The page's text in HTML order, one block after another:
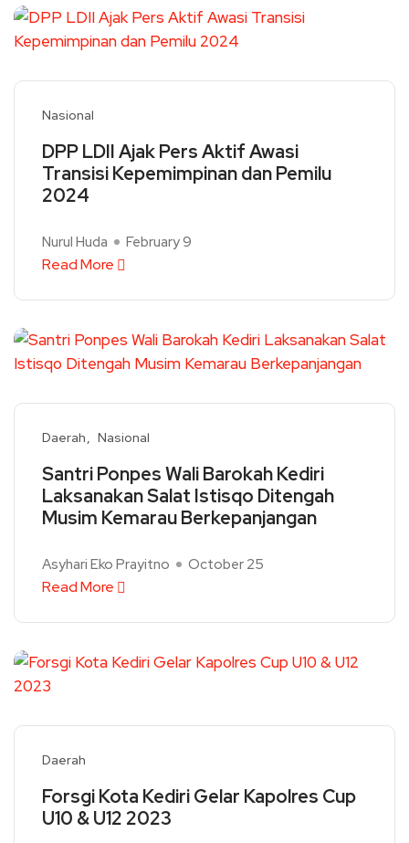
Nasional
DPP LDII Ajak Pers Aktif Awasi
Transisi Kepemimpinan dan Pemilu
2024
Nurul Huda February 9
Read More
Daerah Nasional
Santri Ponpes Wali Barokah Kediri
Laksanakan Salat Istisqo Ditengah
Musim Kemarau Berkepanjangan
Asyhari Eko Prayitno October 25
Read More
Daerah
Forsgi Kota Kediri Gelar Kapolres Cup
U10 & U12 2023